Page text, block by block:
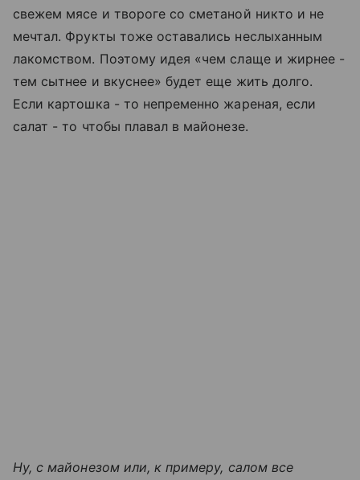
свежем мясе и твороге со сметаной никто и не
мечтал. Фрукты тоже оставались неслыханным
лакомством. Поэтому идея «чем слаще и жирнее -
тем сытнее и вкуснее» будет еще жить долго.
Если картошка - то непременно жареная, если
салат - то чтобы плавал в майонезе.
Ну, с майонезом или, к примеру, салом все